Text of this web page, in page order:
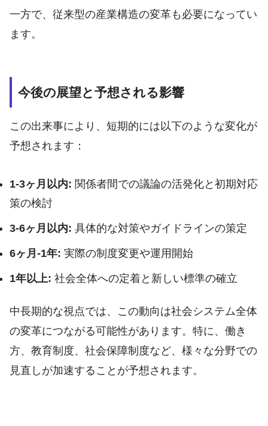
一方で、従来型の産業構造の変革も必要になってい
ます。
今後の展望と予想される影響
この出来事により、短期的には以下のような変化が
予想されます：
1-3ヶ月以内: 関係者間での議論の活発化と初期対応
策の検討
3-6ヶ月以内: 具体的な対策やガイドラインの策定
6ヶ月-1年: 実際の制度変更や運用開始
1年以上: 社会全体への定着と新しい標準の確立
中長期的な視点では、この動向は社会システム全体
の変革につながる可能性があります。特に、働き
方、教育制度、社会保障制度など、様々な分野での
見直しが加速することが予想されます。